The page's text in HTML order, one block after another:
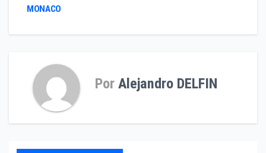
entradas
MONACO
Por Alejandro DELFIN